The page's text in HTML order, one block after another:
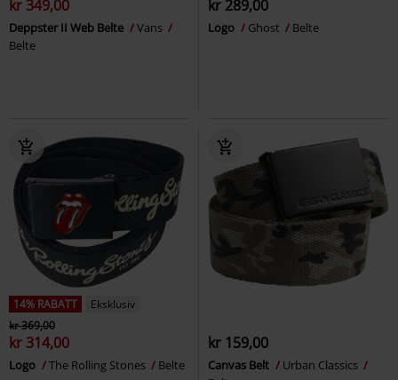
kr 349,00
Deppster II Web Belte
Vans
Belte
kr 289,00
Logo Ghost Belte
14% RABATT
Eksklusiv
kr 369,00
kr 314,00
Logo The Rolling Stones Belte
kr 159,00
Canvas Belt
Urban Classics